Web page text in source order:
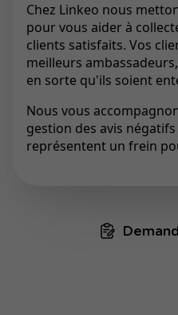
Chez Linkeo nous
pour vous aider à
clients satisfaits. Vos
meilleurs
en sorte qu'ils soient
Nous vous
gestion des avis
représentent un frein